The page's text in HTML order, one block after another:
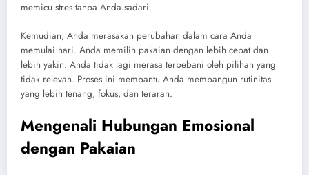
memicu stres tanpa Anda sadari.
Kemudian, Anda merasakan perubahan dalam cara Anda
memulai hari. Anda memilih pakaian dengan lebih cepat dan
lebih yakin. Anda tidak lagi merasa terbebani oleh pilihan yang
tidak relevan. Proses ini membantu Anda membangun rutinitas
yang lebih tenang, fokus, dan terarah.
Mengenali Hubungan Emosional
dengan Pakaian